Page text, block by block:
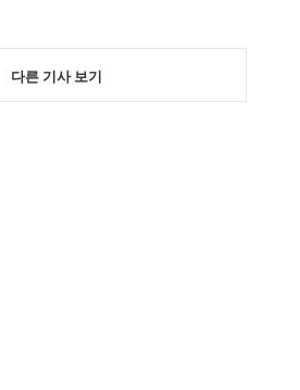
다른 기사 보기